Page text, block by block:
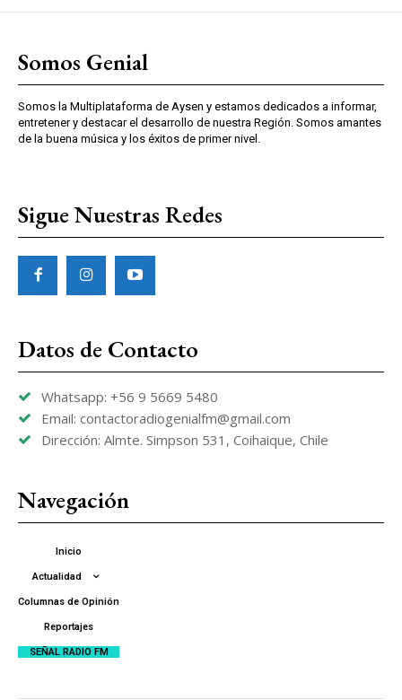
Somos Genial
Somos la Multiplataforma de Aysen y estamos dedicados a informar,
entretener y destacar el desarrollo de nuestra Región. Somos amantes
de la buena música y los éxitos de primer nivel.
Sigue Nuestras Redes
Datos de Contacto
Whatsapp: +56 9 5669 5480
Email: contactoradiogenialfm@gmail.com
Dirección: Almte. Simpson 531, Coihaique, Chile
Navegación
Inicio
Actualidad
Columnas de Opinión
Reportajes
SEÑAL RADIO FM